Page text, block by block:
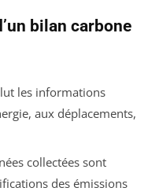
bilan carbone
les informations
aux déplacements,
collectées sont
des émissions